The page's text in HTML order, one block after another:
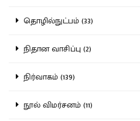
தொழில்நுட்பம் (33)
நிதான வாசிப்பு (2)
நிர்வாகம் (139)
நூல் விமர்சனம் (11)